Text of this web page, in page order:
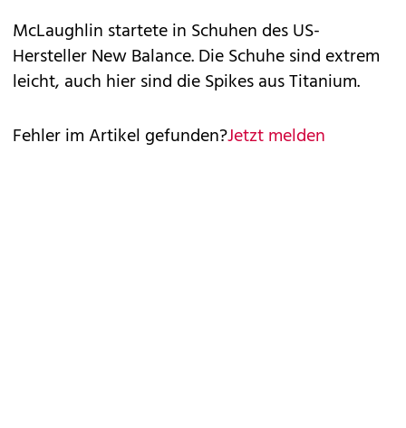
McLaughlin startete in Schuhen des US-
Hersteller New Balance. Die Schuhe sind extrem
leicht, auch hier sind die Spikes aus Titanium.
Fehler im Artikel gefunden?Jetzt melden